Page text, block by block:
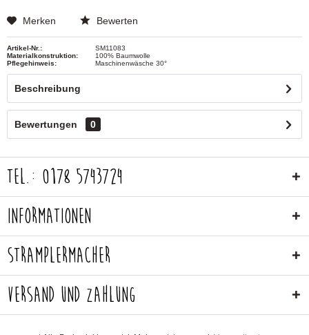
Merken Bewerten
Artikel-Nr.:
SM11083
Materialkonstruktion:
100% Baumwolle
Pflegehinweis:
Maschinenwäsche 30°
Beschreibung
Bewertungen 0
Tel.: 0178 5743724
Informationen
Stramplermacher
Versand und Zahlung